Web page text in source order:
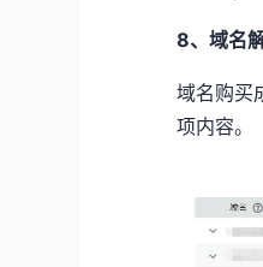
8、域名
域名购买
项内容。